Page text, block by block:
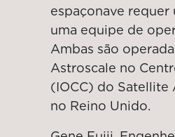
espaçonave
uma equipe de
Ambas são
Astroscale no
(IOCC) do Satellite
no Reino Unido.